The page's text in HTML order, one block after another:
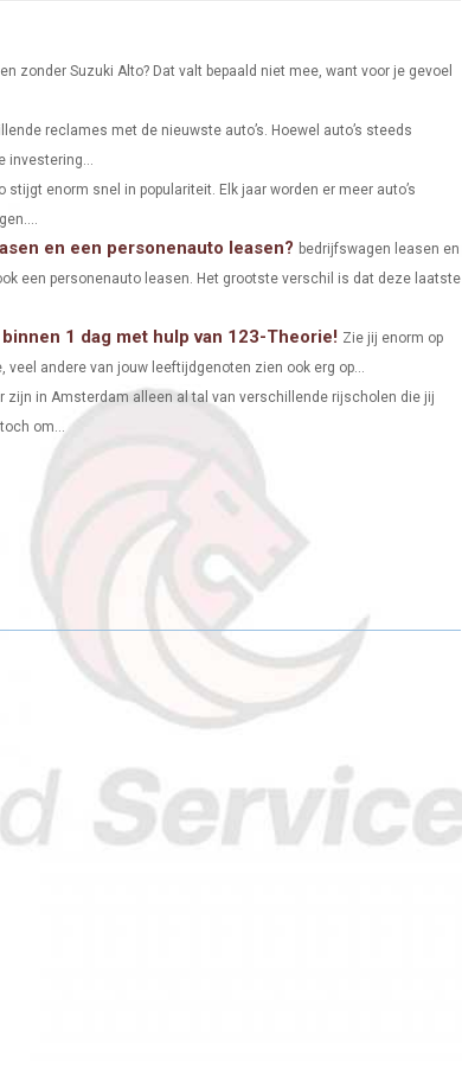
O O
zonder Suzuki Alto? Dat valt bepaald niet mee, want voor je gevoel
reclames met de nieuwste auto’s. Hoewel auto’s steeds
stijgt enorm snel in populariteit. Elk jaar worden er meer auto’s
en een personenauto leasen? bedrijfswagen leasen en
een personenauto leasen. Het grootste verschil is dat deze laatste
1 dag met hulp van 123-Theorie! Zie jij enorm op
andere van jouw leeftijdgenoten zien ook erg op...
zijn in Amsterdam alleen al tal van verschillende rijscholen die jij
om...